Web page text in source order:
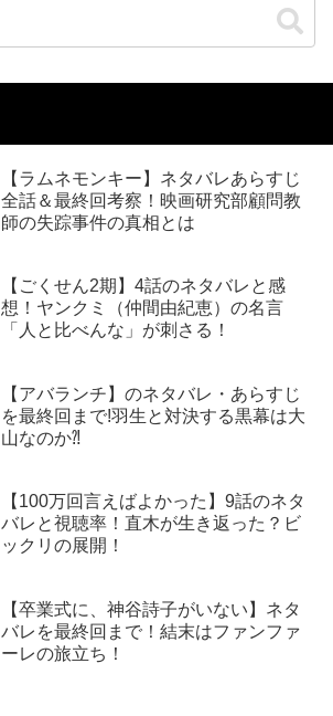
【ラムネモンキー】ネタバレあらすじ
全話＆最終回考察！映画研究部顧問教
師の失踪事件の真相とは
【ごくせん2期】4話のネタバレと感
想！ヤンクミ（仲間由紀恵）の名言
「人と比べんな」が刺さる！
【アバランチ】のネタバレ・あらすじ
を最終回まで!羽生と対決する黒幕は大
山なのか⁈
【100万回言えばよかった】9話のネタ
バレと視聴率！直木が生き返った？ビ
ックリの展開！
【卒業式に、神谷詩子がいない】ネタ
バレを最終回まで！結末はファンファ
ーレの旅立ち！